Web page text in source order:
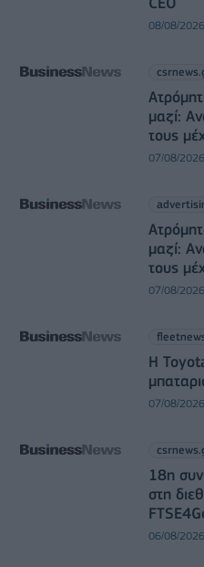
08/08/
μαζί:
τους
07/08/
μαζί:
τους
07/08/
Η
07/08/
18η
στη
06/08/